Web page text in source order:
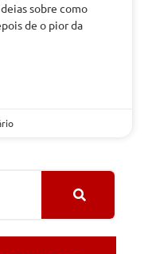
sobre como
de o pior da